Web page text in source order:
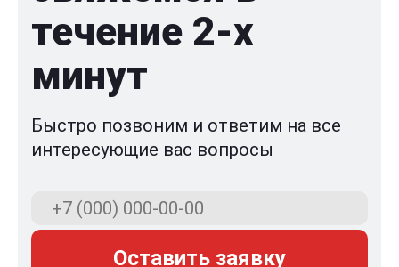
течение 2-x
минут
Быстро позвоним и ответим на все
интересующие вас вопросы
Оставить заявку